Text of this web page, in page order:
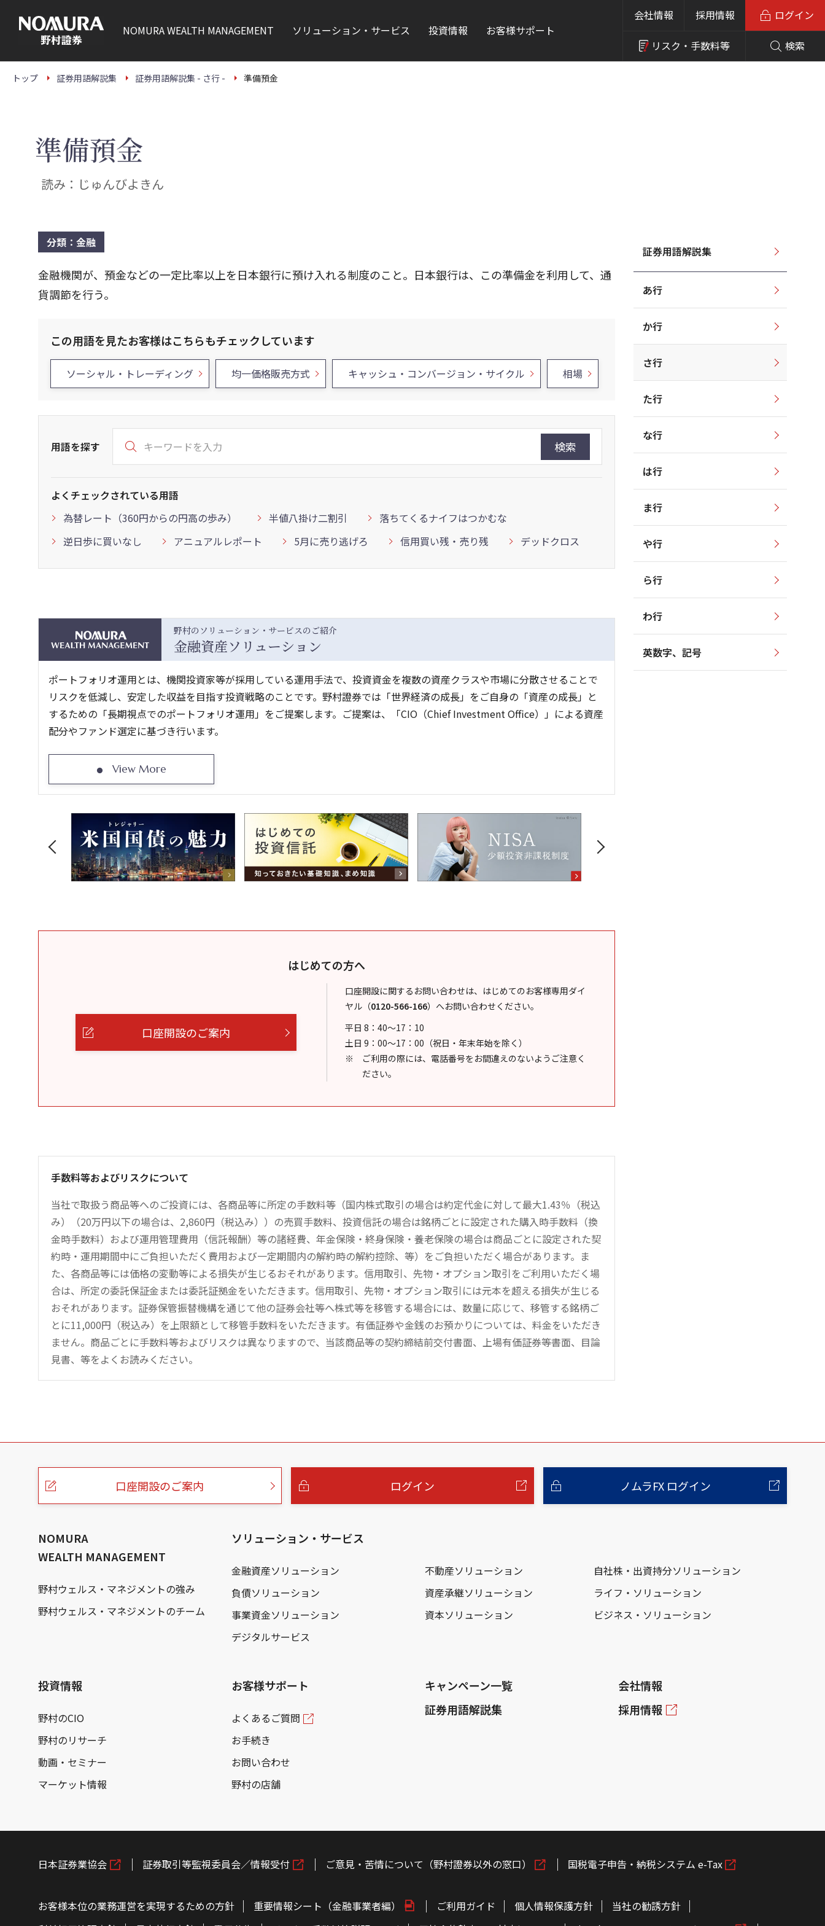
本
NOMURAWEALTH MANAGEMENT ソリューション・サービス 投資情報 お客様サポート
会社情報 採用情報
リスク・ 手数料等 検索
ログイン
トップ 証券用語解説集 証券用語解説集 - さ行 - 準備預金
準備預金
読み：じゅんびよきん
分類：金融
金融機関が、預金などの一定比率以上を日本銀行に預け入れる制度のこと。日本銀行は、この準備金を利用して、通
貨調節を行う。
この用語を見たお客様はこちらもチェックしています
ソーシャル・トレーディング 均一価格販売方式 キャッシュ・コンバージョン・サイクル 相場
用語を探す 検索
よくチェックされている用語
為替レート（360円からの円高の歩み）
半値八掛け二割引
落ちてくるナイフはつかむな
逆日歩に買いなし
アニュアルレポート 5月に売り逃げろ 信用買い残・売り残 デッドクロス
野村のソリューション・サービスのご紹介
金融資産ソリューション
ポートフォリオ運用とは、機関投資家等が採用している運用手法で、投資資金を複数の資産クラスや市場に分散させることで
リスクを低減し、安定した収益を目指す投資戦略のことです。野村證券では「世界経済の成長」をご自身の「資産の成長」と
するための「長期視点でのポートフォリオ運用」をご提案します。ご提案は、「CIO（Chief Investment Office）」による資産
配分やファンド選定に基づき行います。
View More
はじめての方へ
口座開設のご案内
口座開設に関するお問い合わせは、はじめてのお客様専用ダイ
ヤル （0120-566-166） へお問い合わせください。
平日 8：40～17：10
土日 9：00～17：00（祝日・年末年始を除く）
ご利用の際には、電話番号をお間違えのないようご注意く
ださい。
手数料等およびリスクについて
当社で取扱う商品等へのご投資には、各商品等に所定の手数料等（国内株式取引の場合は約定代金に対して最大1.43％（税込
み）（20万円以下の場合は、2,860円（税込み））の売買手数料、投資信託の場合は銘柄ごとに設定された購入時手数料（換
金時手数料）および運用管理費用（信託報酬）等の諸経費、年金保険・終身保険・養老保険の場合は商品ごとに設定された契
約時・運用期間中にご負担いただく費用および一定期間内の解約時の解約控除、等）をご負担いただく場合があります。ま
た、各商品等には価格の変動等による損失が生じるおそれがあります。信用取引、先物・オプション取引をご利用いただく場
合は、所定の委託保証金または委託証拠金をいただきます。信用取引、先物・オプション取引には元本を超える損失が生じる
おそれがあります。証券保管振替機構を通じて他の証券会社等へ株式等を移管する場合には、数量に応じて、移管する銘柄ご
とに11,000円（税込み）を上限額として移管手数料をいただきます。有価証券や金銭のお預かりについては、料金をいただき
ません。商品ごとに手数料等およびリスクは異なりますので、当該商品等の契約締結前交付書面、上場有価証券等書面、目論
見書、等をよくお読みください。
証券用語解説集
あ行
か行
さ行
た行
な行
は行
ま行
や行
ら行
わ行
英数字、記号
こ
口座開設のご案内 ログイン ノムラFX ログイン
NOMURA
WEALTH MANAGEMENT
野村ウェルス・マネジメントの強み
野村ウェルス・マネジメントのチーム
ソリューション・サービス
金融資産ソリューション 不動産ソリューション
自社株・出資持分ソリューション
負債ソリューション
資産承継ソリューション
ライフ・ソリューション
事業資金ソリューション
資本ソリューション
ビジネス・ソリューション
デジタルサービス
投資情報
野村のCIO
野村のリサーチ
動画・セミナー
マーケット情報
お客様サポート
よくあるご質問
お手続き
お問い合わせ
野村の店舗
キャンペーン一覧
証券用語解説集
会社情報
採用情報
日本証券業協会 証券取引等監視委員会／情報受付 ご意見・苦情について（野村證券以外の窓口） 国税電子申告・納税システム e-Tax
お客様本位の業務運営を実現するための方針 重要情報シート（金融事業者編） ご利用ガイド 個人情報保護方針
当社の勧誘方針